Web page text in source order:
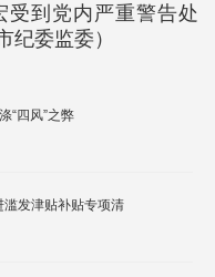
受到党内严重警告处
纪委监委）
“四风”之弊
滥发津贴补贴专项清